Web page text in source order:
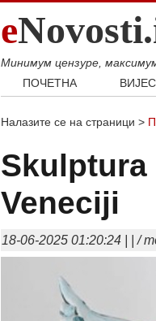
e
Минимум цензуре,
ПОЧЕТНА
Балкан
Хроника
Налазите се на страници >
Veneciji
18-06-2025 01:20:24 | | /